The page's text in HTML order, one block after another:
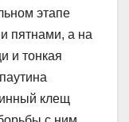
этапе
пятнами, а на
и тонкая
клещ